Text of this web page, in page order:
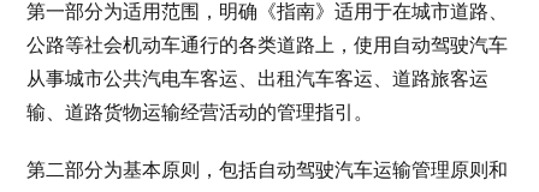
第一部分为适用范围，明确《指南》适用于在城市道路、
公路等社会机动车通行的各类道路上，使用自动驾驶汽车
从事城市公共汽电车客运、出租汽车客运、道路旅客运
输、道路货物运输经营活动的管理指引。
第二部分为基本原则，包括自动驾驶汽车运输管理原则和